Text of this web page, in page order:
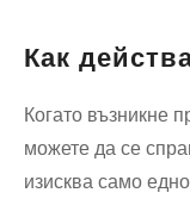
Как
Когато възникне
можете да се
изисква само